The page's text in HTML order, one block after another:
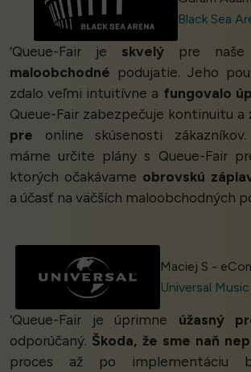
Black Sea
‘Queue-Fair je skvelý pre naše
maloobchodné podujatie. Jeho
zdalo veľmi intuitívne a fungovalo
Queue-Fair zabezpečuje kontinuitu a
pre online skúsenosti
máme určite plány s Queue-Fair
ktorých očakávame obrovskú
a účasť na väčších maloobchodných
Maciej S -
Universal Music
‘Queue-Fair je úprimne úžasný
odporúčaný. Škoda, že sme naň
proces až po implementáciu